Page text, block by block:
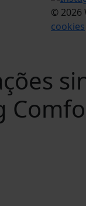
© 2026
cookies